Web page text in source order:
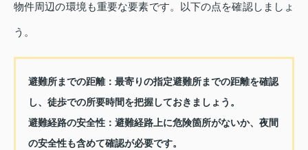
物件周辺の環境も重要な要素です。以下の点を確認しましょ
う。
避難所までの距離： 最寄りの指定避難所までの距離を確認
し、徒歩での所要時間を把握しておきましょう。
避難経路の安全性： 避難経路上に危険箇所がないか、夜間
の安全性も含めて確認が必要です。